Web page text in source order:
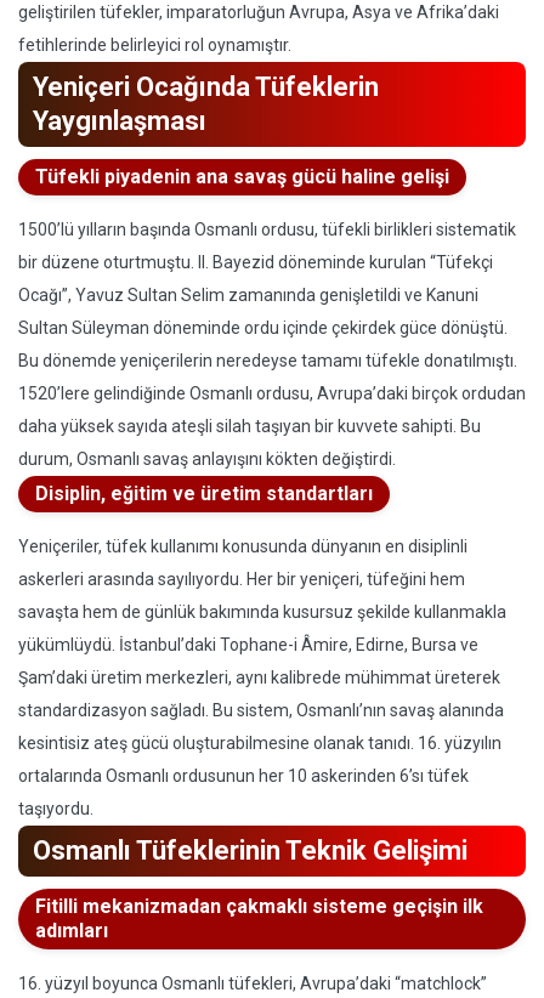
geliştirilen tüfekler, imparatorluğun Avrupa, Asya ve Afrika’daki
fetihlerinde belirleyici rol oynamıştır.
Yeniçeri Ocağında Tüfeklerin
Yaygınlaşması
Tüfekli piyadenin ana savaş gücü haline gelişi
1500’lü yılların başında Osmanlı ordusu, tüfekli birlikleri sistematik
bir düzene oturtmuştu. II. Bayezid döneminde kurulan “Tüfekçi
Ocağı”, Yavuz Sultan Selim zamanında genişletildi ve Kanuni
Sultan Süleyman döneminde ordu içinde çekirdek güce dönüştü.
Bu dönemde yeniçerilerin neredeyse tamamı tüfekle donatılmıştı.
1520’lere gelindiğinde Osmanlı ordusu, Avrupa’daki birçok ordudan
daha yüksek sayıda ateşli silah taşıyan bir kuvvete sahipti. Bu
durum, Osmanlı savaş anlayışını kökten değiştirdi.
Disiplin, eğitim ve üretim standartları
Yeniçeriler, tüfek kullanımı konusunda dünyanın en disiplinli
askerleri arasında sayılıyordu. Her bir yeniçeri, tüfeğini hem
savaşta hem de günlük bakımında kusursuz şekilde kullanmakla
yükümlüydü. İstanbul’daki Tophane-i Âmire, Edirne, Bursa ve
Şam’daki üretim merkezleri, aynı kalibrede mühimmat üreterek
standardizasyon sağladı. Bu sistem, Osmanlı’nın savaş alanında
kesintisiz ateş gücü oluşturabilmesine olanak tanıdı. 16. yüzyılın
ortalarında Osmanlı ordusunun her 10 askerinden 6’sı tüfek
taşıyordu.
Osmanlı Tüfeklerinin Teknik Gelişimi
Fitilli mekanizmadan çakmaklı sisteme geçişin ilk
adımları
16. yüzyıl boyunca Osmanlı tüfekleri, Avrupa’daki “matchlock”